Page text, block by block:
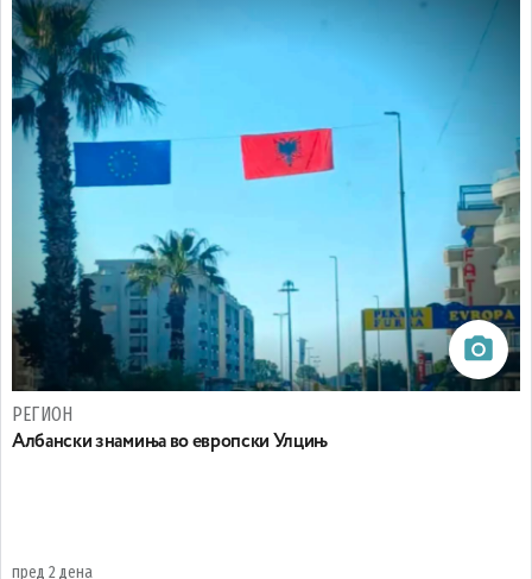
РЕГИОН
Aлбански знамиња во европски Улцињ
пред 2 дена